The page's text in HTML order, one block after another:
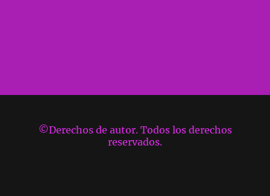
©Derechos de autor. Todos los derechos
reservados.